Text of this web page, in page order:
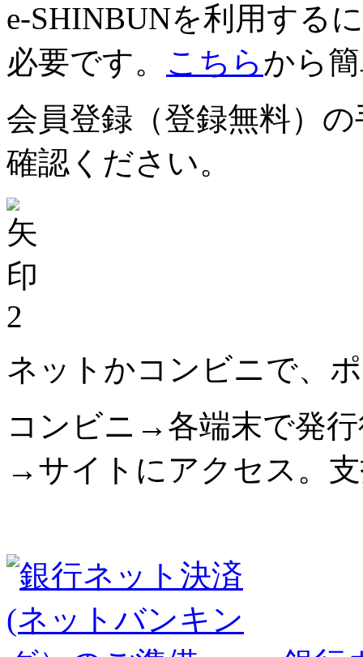
e-SHINBUNを利用する
必要です。 こちらから
会員登録（登録無料）
確認ください。
2
ネットかコンビニで、
コンビニ→各端末で発
→サイトにアクセス。